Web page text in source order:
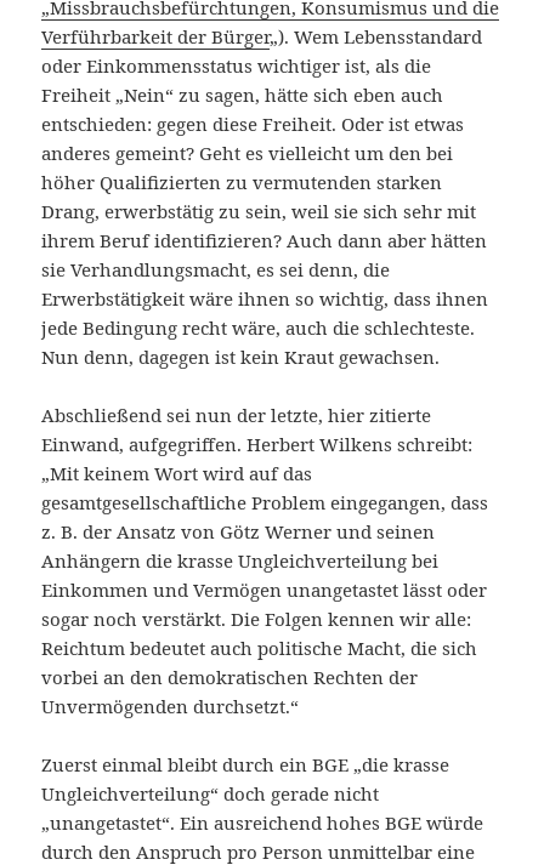
„Missbrauchsbefürchtungen, Konsumismus und die
Verführbarkeit der Bürger„). Wem Lebensstandard
oder Einkommensstatus wichtiger ist, als die
Freiheit „Nein“ zu sagen, hätte sich eben auch
entschieden: gegen diese Freiheit. Oder ist etwas
anderes gemeint? Geht es vielleicht um den bei
höher Qualifizierten zu vermutenden starken
Drang, erwerbstätig zu sein, weil sie sich sehr mit
ihrem Beruf identifizieren? Auch dann aber hätten
sie Verhandlungsmacht, es sei denn, die
Erwerbstätigkeit wäre ihnen so wichtig, dass ihnen
jede Bedingung recht wäre, auch die schlechteste.
Nun denn, dagegen ist kein Kraut gewachsen.
Abschließend sei nun der letzte, hier zitierte
Einwand, aufgegriffen. Herbert Wilkens schreibt:
„Mit keinem Wort wird auf das
gesamtgesellschaftliche Problem eingegangen, dass
z. B. der Ansatz von Götz Werner und seinen
Anhängern die krasse Ungleichverteilung bei
Einkommen und Vermögen unangetastet lässt oder
sogar noch verstärkt. Die Folgen kennen wir alle:
Reichtum bedeutet auch politische Macht, die sich
vorbei an den demokratischen Rechten der
Unvermögenden durchsetzt.“
Zuerst einmal bleibt durch ein BGE „die krasse
Ungleichverteilung“ doch gerade nicht
„unangetastet“. Ein ausreichend hohes BGE würde
durch den Anspruch pro Person unmittelbar eine